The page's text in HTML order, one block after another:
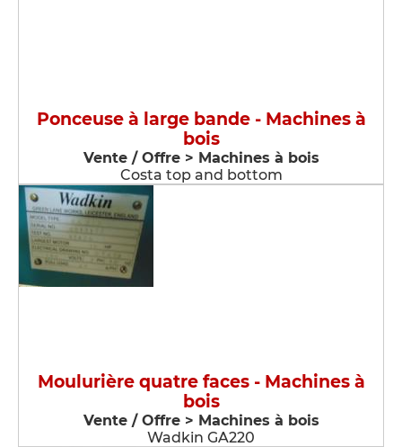
Ponceuse à large bande - Machines à
bois
Vente / Offre > Machines à bois
Costa top and bottom
Moulurière quatre faces - Machines à
bois
Vente / Offre > Machines à bois
Wadkin GA220